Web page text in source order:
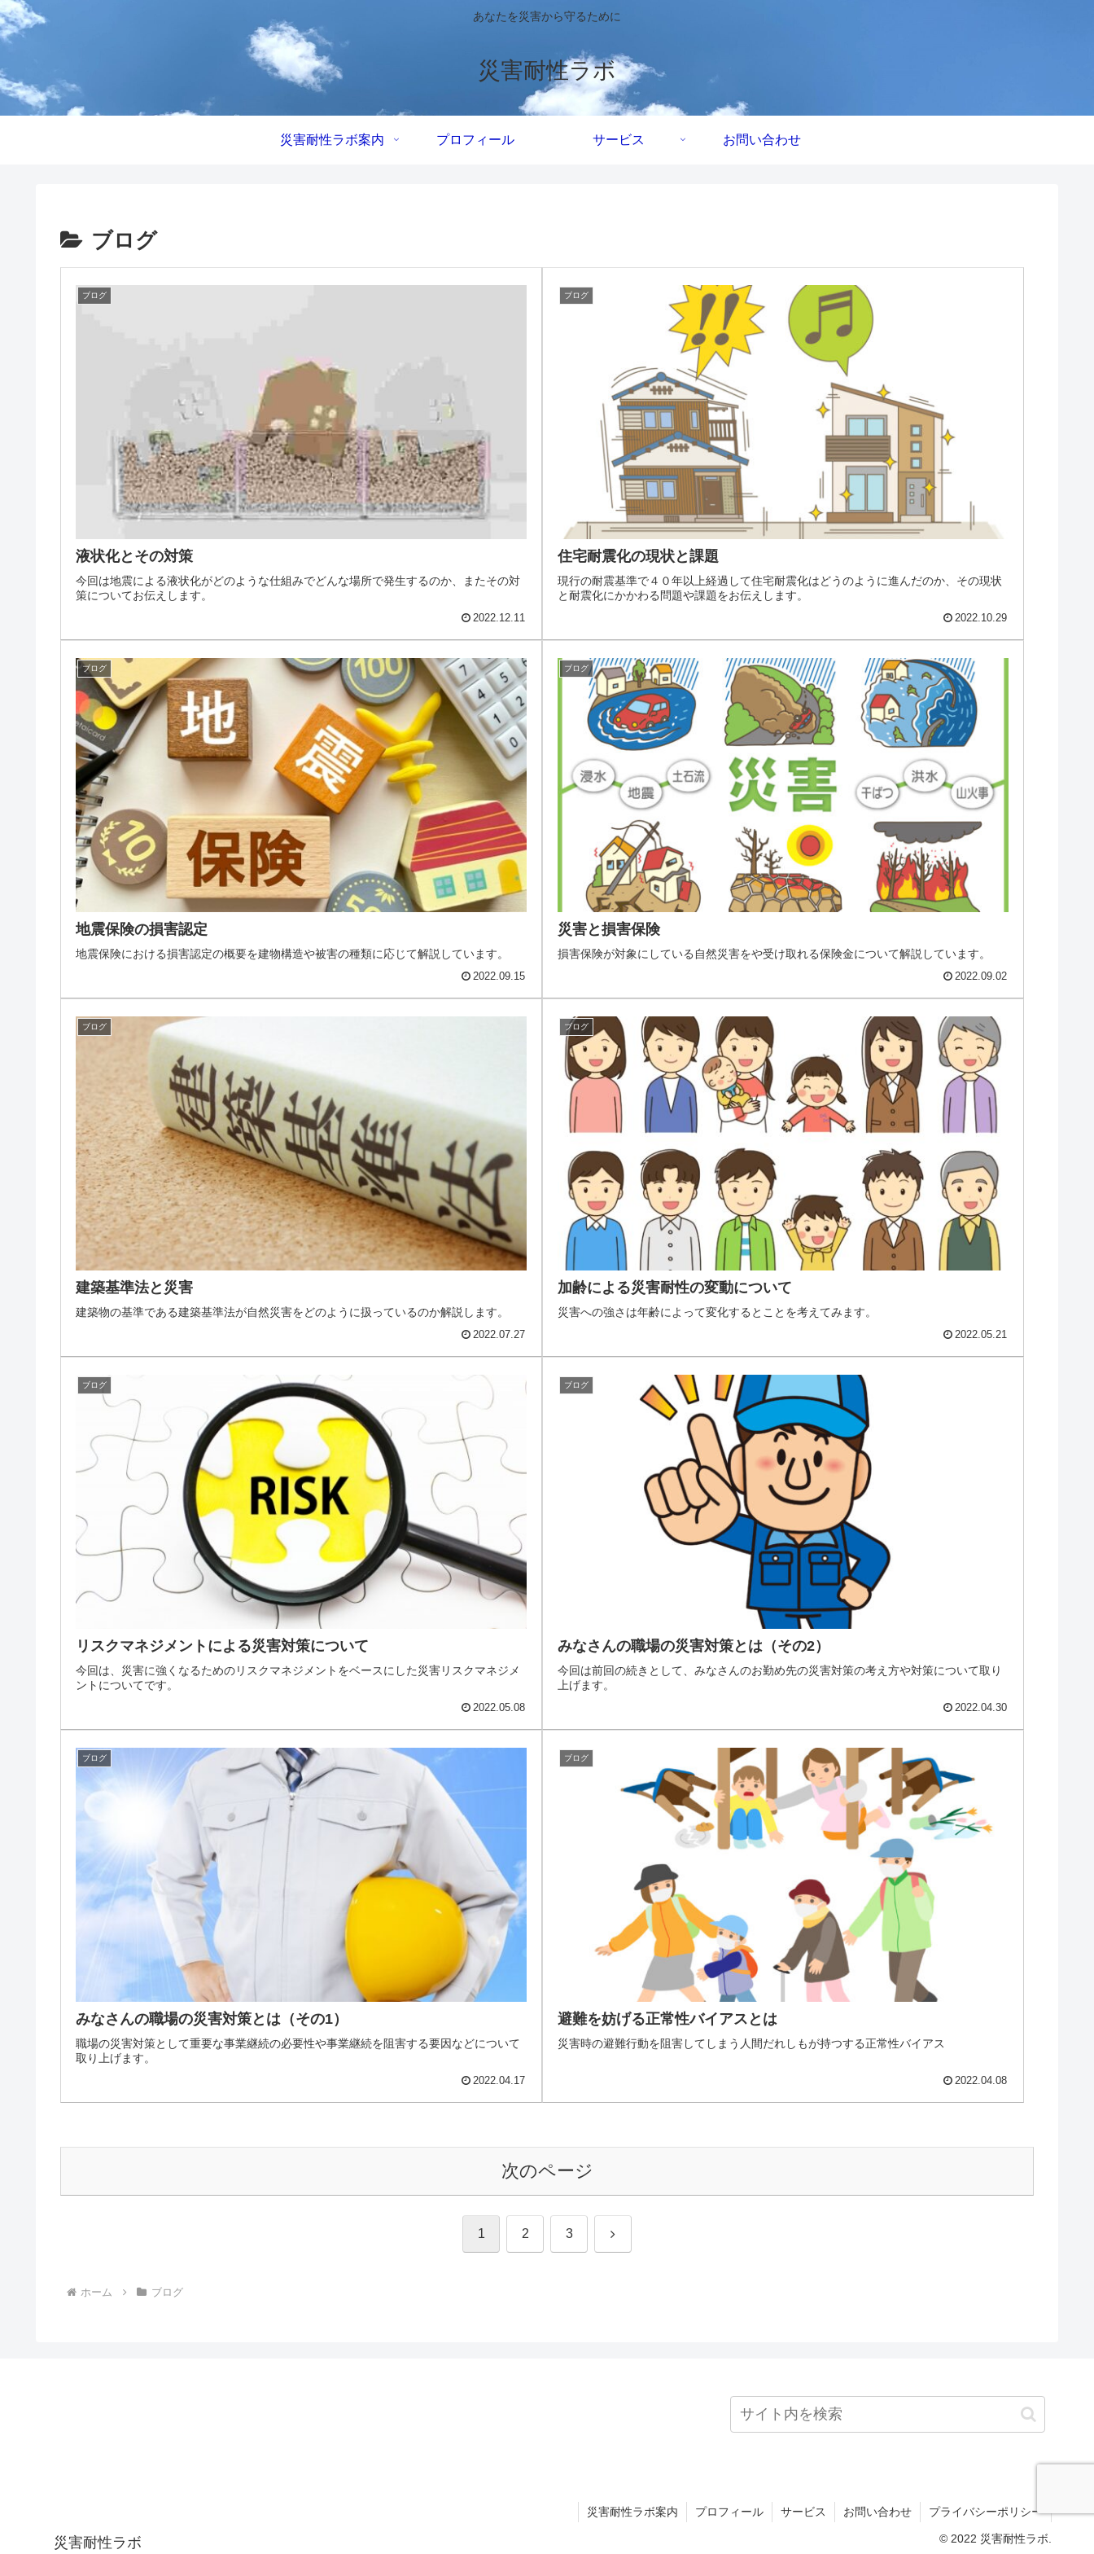
あなたを災害から守るために
災害耐性ラボ
災害耐性ラボ案内 プロフィール サービス お問い合わせ
ブログ
ブログ
液状化とその対策
今回は地震による液状化がどのような仕組みでどんな場所で発生するのか、またその対
策についてお伝えします。
2022.12.11
ブログ
住宅耐震化の現状と課題
現行の耐震基準で４０年以上経過して住宅耐震化はどうのように進んだのか、その現状
と耐震化にかかわる問題や課題をお伝えします。
2022.10.29
ブログ
地震保険の損害認定
地震保険における損害認定の概要を建物構造や被害の種類に応じて解説しています。
2022.09.15
ブログ
災害と損害保険
損害保険が対象にしている自然災害をや受け取れる保険金について解説しています。
2022.09.02
ブログ
建築基準法と災害
建築物の基準である建築基準法が自然災害をどのように扱っているのか解説します。
2022.07.27
ブログ
加齢による災害耐性の変動について
災害への強さは年齢によって変化するとことを考えてみます。
2022.05.21
ブログ
リスクマネジメントによる災害対策について
今回は、災害に強くなるためのリスクマネジメントをベースにした災害リスクマネジメ
ントについてです。
2022.05.08
ブログ
みなさんの職場の災害対策とは（その2）
今回は前回の続きとして、みなさんのお勤め先の災害対策の考え方や対策について取り
上げます。
2022.04.30
ブログ
みなさんの職場の災害対策とは（その1）
職場の災害対策として重要な事業継続の必要性や事業継続を阻害する要因などについて
取り上げます。
2022.04.17
ブログ
避難を妨げる正常性バイアスとは
災害時の避難行動を阻害してしまう人間だれしもが持つする正常性バイアス
2022.04.08
次のページ
1 2 3 次
ホーム ブログ
災害耐性ラボ
災害耐性ラボ案内 プロフィール サービス お問い合わせ プライバシーポリシー
© 2022 災害耐性ラボ.